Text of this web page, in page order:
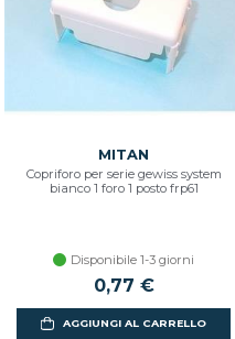
MITAN
Copriforo per serie gewiss system
bianco 1 foro 1 posto frp61
Disponibile 1-3 giorni
0,77 €
AGGIUNGI AL CARRELLO